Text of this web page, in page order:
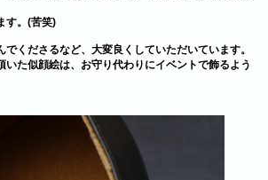
す。(苦笑)
くださるなど、大変良くしていただいています。
いた似顔絵は、お守り代わりにイベントで飾るよう